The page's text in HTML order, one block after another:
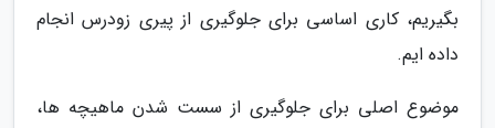
بگیریم، کاری اساسی برای جلوگیری از پیری زودرس انجام
داده ایم.
موضوع اصلی برای جلوگیری از سست شدن ماهیچه ها،